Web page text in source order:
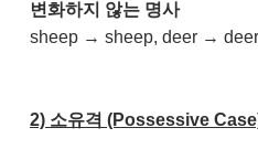
변화하지 않는 명사
sheep → sheep, deer →
2) 소유격 (Possessive